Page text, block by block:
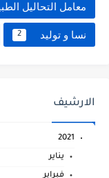
معامل التحاليل
نسا و توليد 2
الارشيف
2021
يناير
فبراير